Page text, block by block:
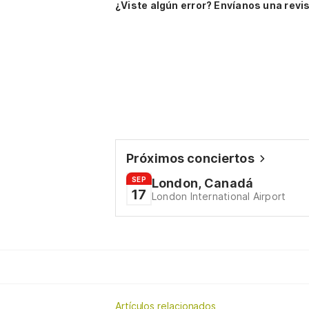
¿Viste algún error? Envíanos una
Próximos conciertos
SEP
17
London, Canadá
London International Airport
Artículos relacionados